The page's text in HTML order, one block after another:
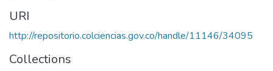
URI
http://repositorio.colciencias.gov.co/handle/11146/34095
Collections